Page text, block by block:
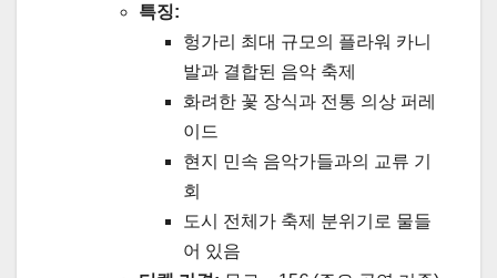
특징:
헝가리 최대 규모의 플라워 카니
발과 결합된 음악 축제
화려한 꽃 장식과 전통 의상 퍼레
이드
현지 민속 음악가들과의 교류 기
회
도시 전체가 축제 분위기로 물들
어 있음